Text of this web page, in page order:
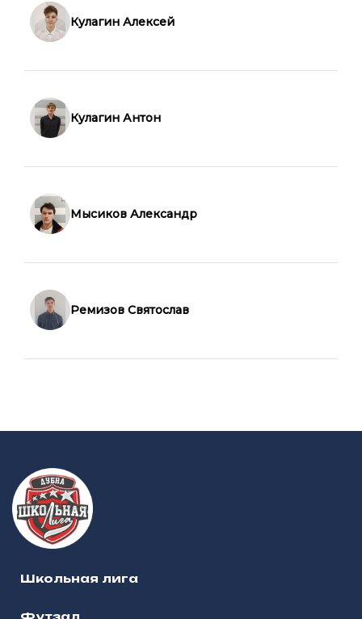
Кулагин Алексей
Кулагин Антон
Мысиков Александр
Ремизов Святослав
Школьная лига
Футзал